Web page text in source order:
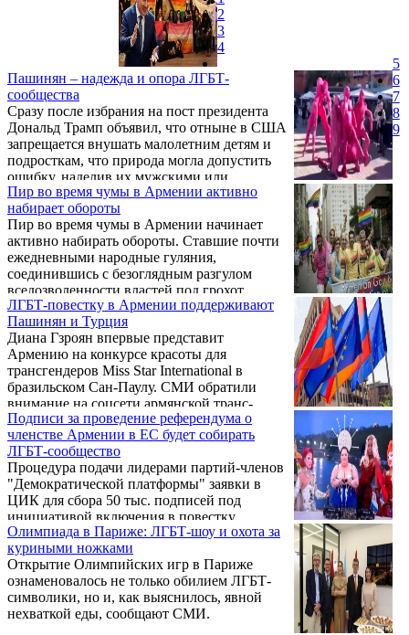
Пашинян – надежда и опора ЛГБТ-
сообщества
Сразу после избрания на пост президента
Дональд Трамп объявил, что отныне в США
запрещается внушать малолетним детям и
подросткам, что природа могла допустить
ошибку, наделив их мужскими или
женскими половыми органами. 47-й
президент объявил также, что отныне без
согласия родителей дети не вправе
подвергаться хирургическим операциям по
смене пола. Пристальные читатели "Голоса"
наверняка помнят публикацию о смене
пола сыном миллиардера Илона Маска и
реакции самого Маска. Миллиардер тогда
обещал отомстить ...
Пир во время чумы в Армении активно
набирает обороты
Пир во время чумы в Армении начинает
активно набирать обороты. Ставшие почти
ежедневными народные гуляния,
соединившись с безоглядным разгулом
вседозволенности властей под грохот
праздничных фейерверков и
пустопорожней говорильни лидера,
очевидно, призваны заглушить стоны и
проклятия родителей погибших,
потерявших кров арцахцев и жителей
приграничных сёл.
ЛГБТ-повестку в Армении поддерживают
Пашинян и Турция
Диана Гзроян впервые представит
Армению на конкурсе красоты для
трансгендеров Miss Star International в
бразильском Сан-Паулу. СМИ обратили
внимание на соцсети армянской транс-
дивы: в Facebook и Instagram на заставках
красуется премьер-министр Никол
Пашинян, что явно придает ситуации
политический подтекст.
Подписи за проведение референдума о
членстве Армении в ЕС будет собирать
ЛГБТ-сообщество
Процедура подачи лидерами партий-членов
"Демократической платформы" заявки в
ЦИК для сбора 50 тыс. подписей под
инициативой включения в повестку
парламента вопроса о проведении
референдума о членстве РА в ЕС не
оставила сомнений в том, что решение
ЦИК под председательством Ваагна
Овакимяна будет положительным. Сбор
подписей стартует 16 сентября и продлится
Олимпиада в Париже: ЛГБТ-шоу и охота за
куриными ножками
Открытие Олимпийских игр в Париже
ознаменовалось не только обилием ЛГБТ-
символики, но и, как выяснилось, явной
нехваткой еды, сообщают СМИ.
2
3
4
5
6
7
8
9